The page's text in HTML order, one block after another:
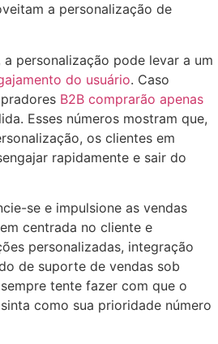
a personalização de
personalização pode levar a um
do usuário. Caso
B2B comprarão apenas
Esses números mostram que,
os clientes em
rapidamente e sair do
se e impulsione as vendas
centrada no cliente e
personalizadas, integração
de suporte de vendas sob
tente fazer com que o
como sua prioridade número